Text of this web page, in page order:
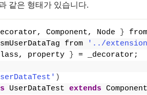
같은 형태가 있습니다.
Component, Node }
from
'../
property } = _decorator;
)
UserDataTest extends